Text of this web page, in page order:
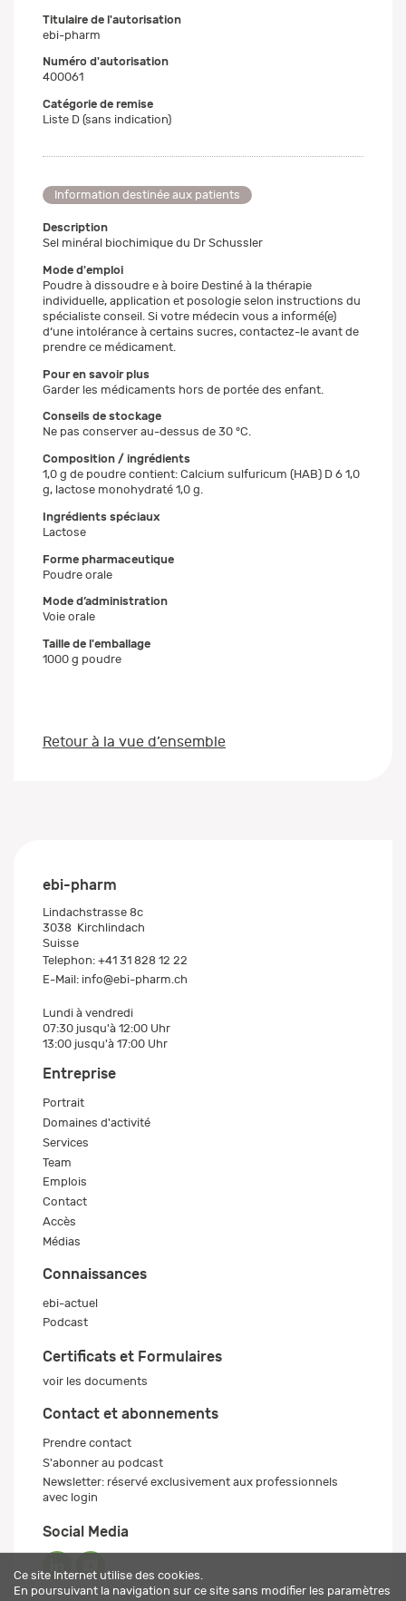
Titulaire de l'autorisation
ebi-pharm
Numéro d'autorisation
400061
Catégorie de remise
Liste D (sans indication)
Information destinée aux patients
Description
Sel minéral biochimique du Dr Schussler
Mode d'emploi
Poudre à dissoudre e à boire Destiné à la thérapie
individuelle, application et posologie selon instructions du
spécialiste conseil. Si votre médecin vous a informé(e)
d‘une intolérance à certains sucres, contactez-le avant de
prendre ce médicament.
Pour en savoir plus
Garder les médicaments hors de portée des enfant.
Conseils de stockage
Ne pas conserver au-dessus de 30 °C.
Composition / ingrédients
1,0 g de poudre contient: Calcium sulfuricum (HAB) D 6 1,0
g, lactose monohydraté 1,0 g.
Ingrédients spéciaux
Lactose
Forme pharmaceutique
Poudre orale
Mode d’administration
Voie orale
Taille de l'emballage
1000 g poudre
Retour à la vue d’ensemble
ebi-pharm
Lindachstrasse 8c
3038 Kirchlindach
Suisse
Telephon: +41 31 828 12 22
E-Mail: info@ebi-pharm.ch
Lundi à vendredi
07:30 jusqu'à 12:00 Uhr
13:00 jusqu'à 17:00 Uhr
Entreprise
Portrait
Domaines d'activité
Services
Team
Emplois
Contact
Accès
Médias
Connaissances
ebi-actuel
Podcast
Certificats et Formulaires
voir les documents
Contact et abonnements
Prendre contact
S'abonner au podcast
Newsletter: réservé exclusivement aux professionnels
avec login
Social Media
Ce site Internet utilise des cookies.
En poursuivant la navigation sur ce site sans modifier les paramètres